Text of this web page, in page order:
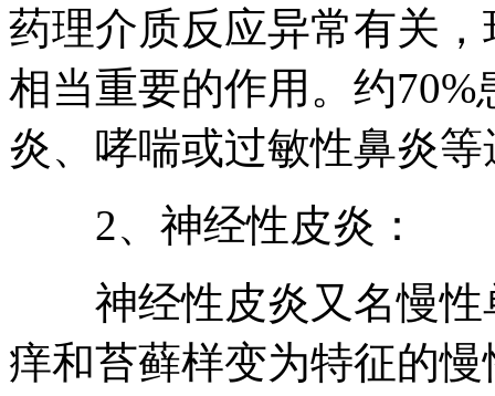
药理介质反应异常有关
相当重要的作用。约
炎、哮喘或过敏性鼻炎
2、神经性皮炎：
神经性皮炎又名慢性
痒和苔藓样变为特征的